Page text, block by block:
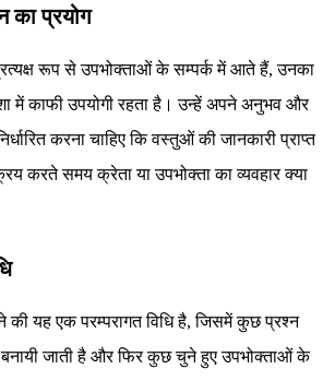
का प्रयोग
रूप से उपभोक्ताओं के सम्पर्क में आते हैं, उनका
में काफी उपयोगी रहता है। उन्हें अपने अनुभव और
करना चाहिए कि वस्तुओं की जानकारी प्राप्त
करते समय क्रेता या उपभोक्ता का व्यवहार क्या
की यह एक परम्परागत विधि है, जिसमें कुछ प्रश्न
जाती है और फिर कुछ चुने हुए उपभोक्ताओं के